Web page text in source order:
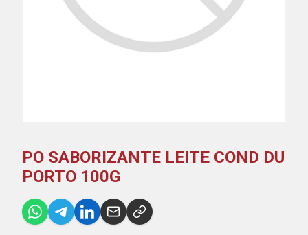
PO SABORIZANTE LEITE COND DU
PORTO 100G